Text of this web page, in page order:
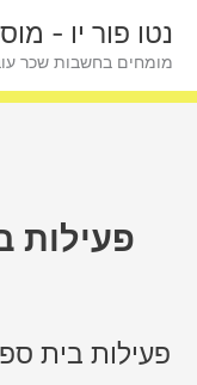
לתוכןנטו פור יו -
מומחים בחשבות שכר
ו
ו
פעילות
פעילות בית
פעילות